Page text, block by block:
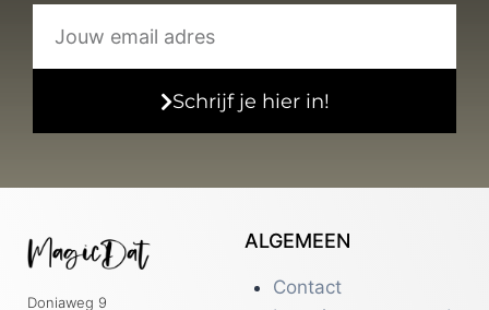
Schrijf je hier in!
Doniaweg 9
ALGEMEEN
Contact